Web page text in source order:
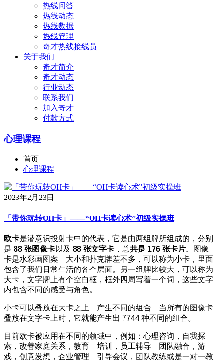
热线问答
热线动态
热线数据
热线管理
奇才热线接线员
关于我们
奇才简介
奇才动态
行业动态
联系我们
加入奇才
付款方式
心理课程
首页
心理课程
2023年2月23日
「带你玩转OH卡」——“OH卡读心术”初级实操班
欧卡是潜意识投射卡中的代表，它是由两组牌所组成的，分别
是 88 张图像卡以及 88 张文字卡 ，总共是 176 张卡片。图像
卡是水彩画图案，大小和扑克牌差不多，可以称为小卡，里面
包含了我们日常生活的各个层面。另一组牌比较大，可以称为
大卡，文字牌上有个空白框，框外四周写着一个词，这些文字
内包含不同的感受与角色。
小卡可以叠放在大卡之上，产生不同的组合，当所有的图像卡
叠放在文字卡上时，它就能产生出 7744 种不同的组合。
目前欧卡被应用在不同的领域中，例如：心理咨询，自我探
索，改善家庭关系，教育，培训，员工辅导，团队融合，游
戏，创意发想，企业管理，引导会议，团队教练或是一对一教